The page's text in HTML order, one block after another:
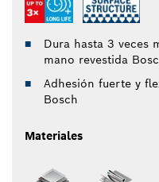
Dura hasta 3 veces
mano revestida
Adhesión fuerte y
Bosch
Materiales